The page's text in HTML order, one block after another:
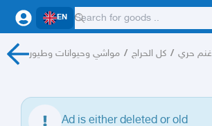
EN
مواشي وحيوانات وطيور / كل الحراج / غنم حري
Ad is either deleted or old